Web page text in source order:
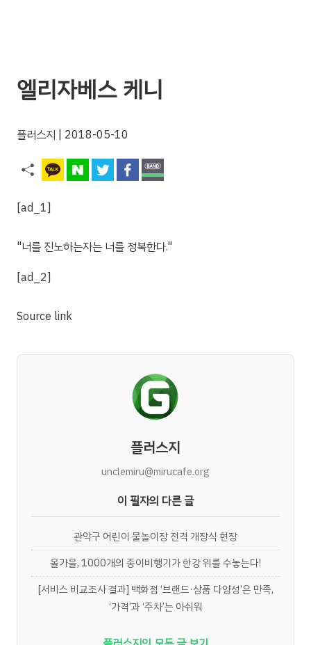
엘리자베스 케니
플러스지 | 2018-05-10
[ad_1]
"너를 진노하는자는 너를 정복한다."
[ad_2]
Source link
플러스지
unclemiru@mirucafe.org
이 필자의 다른 글
관악구 어린이 물놀이장 전격 개장식 현장
올가을, 1000개의 종이비행기가 한강 위를 수놓는다!
[서비스 비교조사 결과] 백화점 ‘브랜드·상품 다양성’은 만족,
‘가격’과 ‘주차’는 아쉬워